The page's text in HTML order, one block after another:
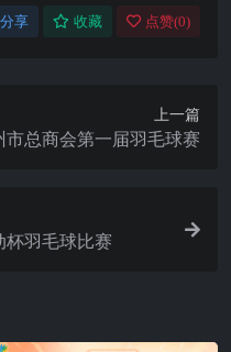
分享 收藏 点赞(0)
上一篇
市总商会第一届羽毛球赛
杯羽毛球比赛